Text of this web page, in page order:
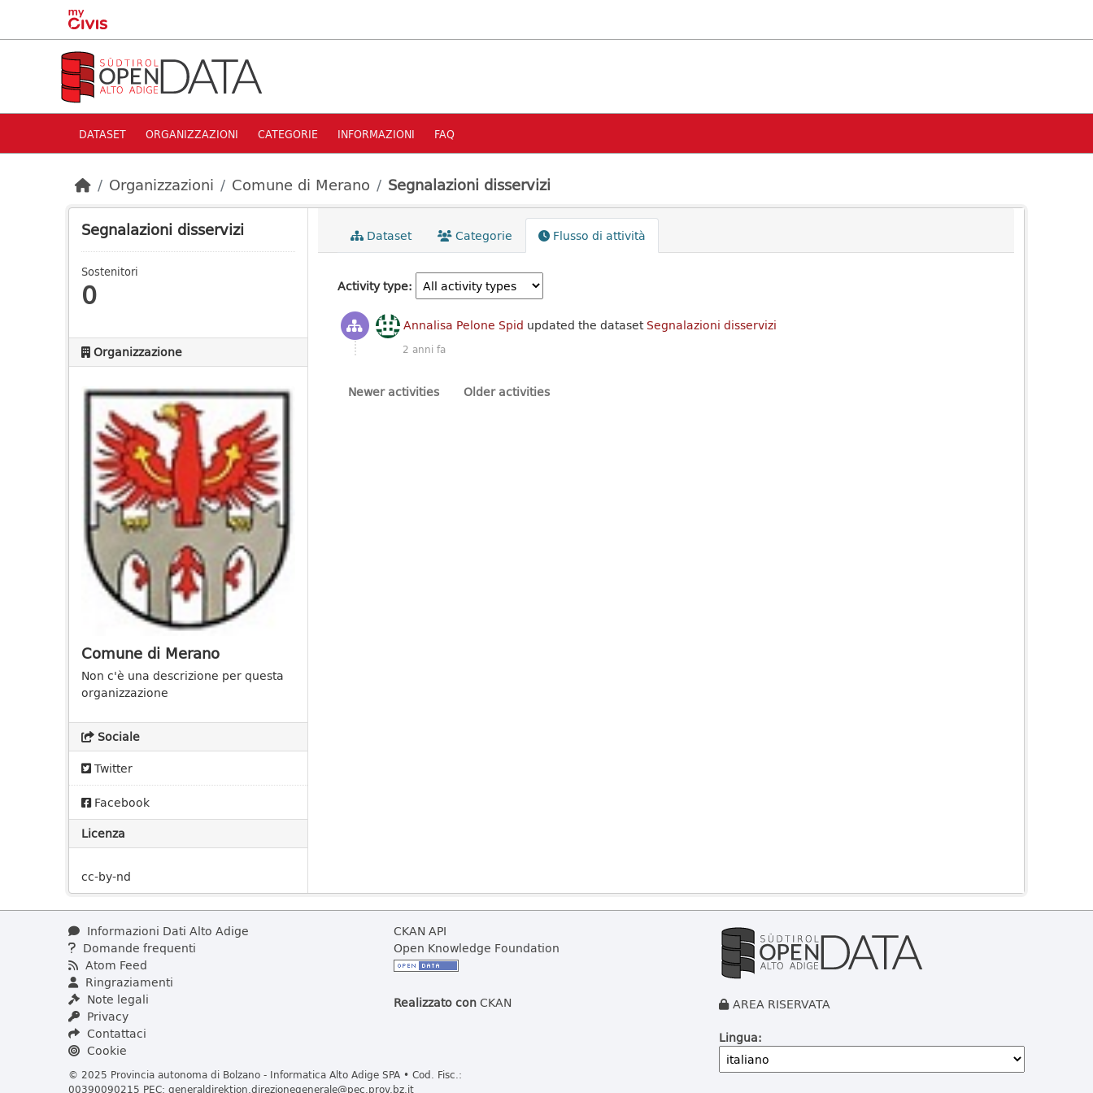
Skip to main content
DATASET ORGANIZZAZIONI CATEGORIE INFORMAZIONI FAQ
Organizzazioni Comune di Merano Segnalazioni disservizi
Segnalazioni disservizi
Sostenitori
0
Organizzazione
Comune di Merano
Non c'è una descrizione per questa
organizzazione
Sociale
Twitter
Facebook
Licenza
cc-by-nd
Dataset Categorie Flusso di attività
Activity type
Annalisa Pelone Spid updated the datasetSegnalazioni disservizi
2 anni fa
Newer activities Older activities
Informazioni Dati Alto Adige
Domande frequenti
Atom Feed
Ringraziamenti
Note legali
Privacy
Contattaci
Cookie
© 2025 Provincia autonoma di Bolzano - Informatica Alto Adige SPA • Cod. Fisc.:
00390090215 PEC: generaldirektion.direzionegenerale@pec.prov.bz.it
CKAN API
Open Knowledge Foundation
Realizzato conCKAN
AREA RISERVATA
Lingua